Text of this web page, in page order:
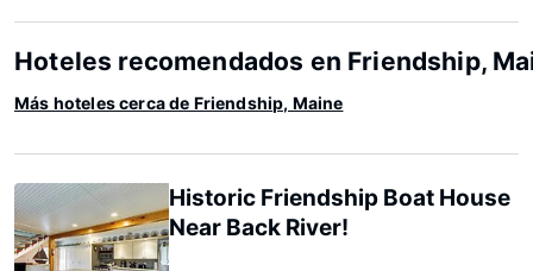
Hoteles recomendados en Friendship,
Más hoteles cerca de Friendship, Maine
Historic Friendship Boat House
Near Back River!